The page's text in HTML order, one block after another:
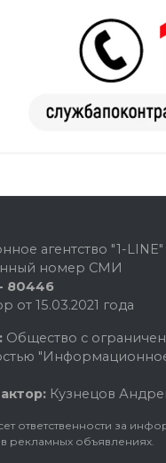
агентство "1-LINE"
номер СМИ
80446
от 15.03.2021 года
Общество с
"Информационное
Кузнецов
ответственности за
рекламных объявлениях.